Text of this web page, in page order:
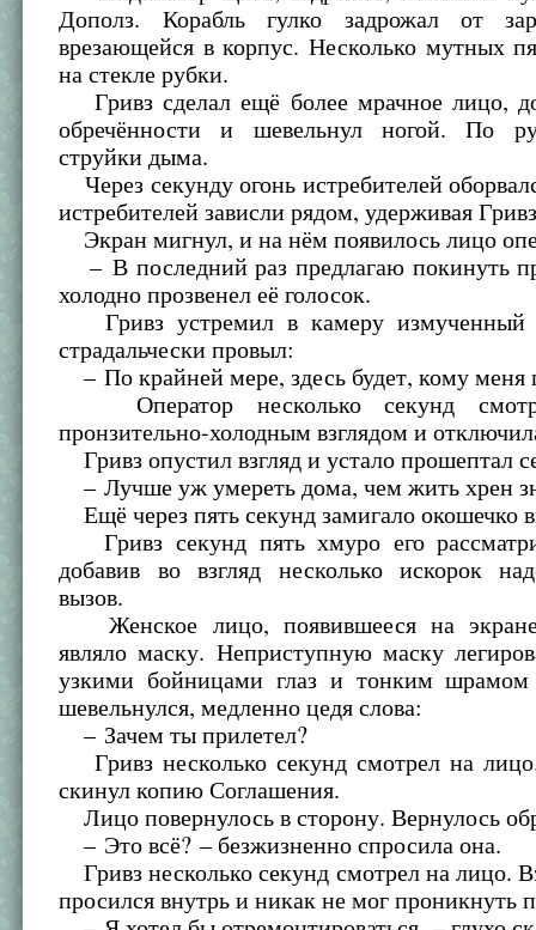
Дополз. Корабль гулко задрожал от
врезающейся в корпус. Несколько мутных
на стекле рубки.
Гривз сделал ещё более мрачное лицо,
обречённости и шевельнул ногой. По
струйки дыма.
Через секунду огонь истребителей
истребителей зависли рядом, удерживая
Экран мигнул, и на нём появилось лицо
– В последний раз предлагаю покинуть
холодно прозвенел её голосок.
Гривз устремил в камеру измученный
страдальчески провыл:
– По крайней мере, здесь будет, кому меня
Оператор несколько секунд
пронзительно-холодным взглядом и
Гривз опустил взгляд и устало прошептал
– Лучше уж умереть дома, чем жить хрен
Ещё через пять секунд замигало окошечко
Гривз секунд пять хмуро его
добавив во взгляд несколько искорок
вызов.
Женское лицо, появившееся на экране
являло маску. Неприступную маску
узкими бойницами глаз и тонким шрамом
шевельнулся, медленно цедя слова:
– Зачем ты прилетел?
Гривз несколько секунд смотрел на
скинул копию Соглашения.
Лицо повернулось в сторону. Вернулось
– Это всё? – безжизненно спросила она.
Гривз несколько секунд смотрел на лицо.
просился внутрь и никак не мог проникнуть